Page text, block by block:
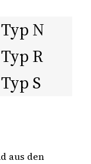
N
R
S
aus den